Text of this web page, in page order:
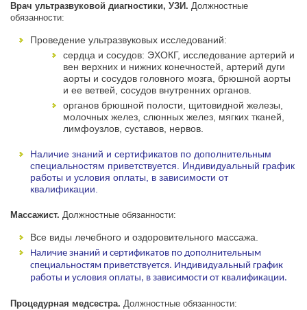
Врач ультразвуковой диагностики, УЗИ. Должностные
обязанности:
Проведение ультразвуковых исследований:
сердца и сосудов: ЭХОКГ, исследование артерий и
вен верхних и нижних конечностей, артерий дуги
аорты и сосудов головного мозга, брюшной аорты
и ее ветвей , сосудов внутренних органов.
органов брюшной полости, щитовидной железы,
молочных желез, слюнных желез, мягких тканей,
лимфоузлов, суставов, нервов.
Наличие знаний и сертификатов по дополнительным
специальностям приветствуется. Индивидуальный график
работы и условия оплаты, в зависимости от
квалификации.
Массажист. Должностные обязанности:
Все виды лечебного и оздоровительного массажа.
Наличие знаний и сертификатов по дополнительным
специальностям приветствуется. Индивидуальный график
работы и условия оплаты, в зависимости от квалификации.
Процедурная медсестра. Должностные обязанности: